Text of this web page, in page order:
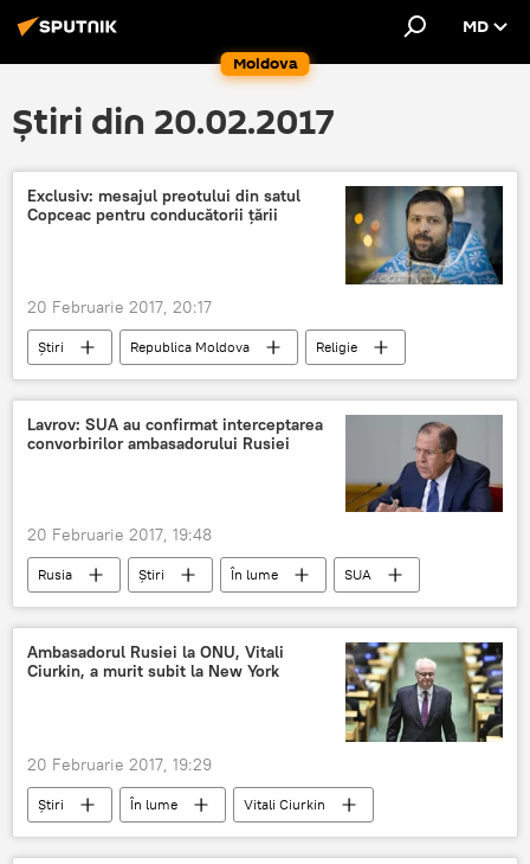
Moldova
MD
Știri din 20.02.2017
Exclusiv: mesajul preotului din satul
Copceac pentru conducătorii țării
20 Februarie 2017, 20:17
Știri Republica Moldova
Religie
Societate
Găgăuzia
Copceac
Vitalie Zelinschi
interviu
mesaj
țară
Credință
Ortodoxie
conducători
Lavrov: SUA au confirmat interceptarea
convorbirilor ambasadorului Rusiei
20 Februarie 2017, 19:48
Rusia Știri În lume
SUA
Rusia
Serghei Lavrov
MAI al Rusiei
Servicii secrete SUA
interceptare
convorbiri
Ambasadorul Rusiei la ONU, Vitali
Ciurkin, a murit subit la New York
20 Februarie 2017, 19:29
Știri În lume
Vitali Ciurkin
ambasador
ONU
New York